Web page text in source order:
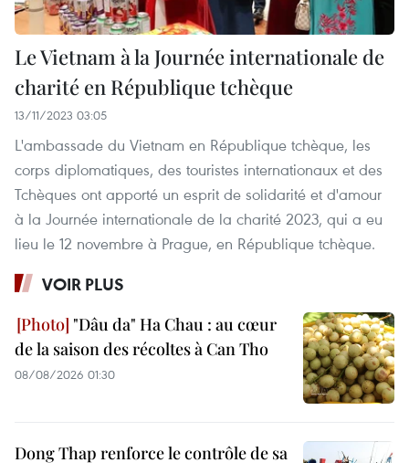
Le Vietnam à la Journée internationale de
charité en République tchèque
13/11/2023 03:05
L'ambassade du Vietnam en République tchèque, les
corps diplomatiques, des touristes internationaux et des
Tchèques ont apporté un esprit de solidarité et d'amour
à la Journée internationale de la charité 2023, qui a eu
lieu le 12 novembre à Prague, en République tchèque.
VOIR PLUS
"Dâu da" Ha Chau : au cœur
de la saison des récoltes à Can Tho
08/08/2026 01:30
Dong Thap renforce le contrôle de sa